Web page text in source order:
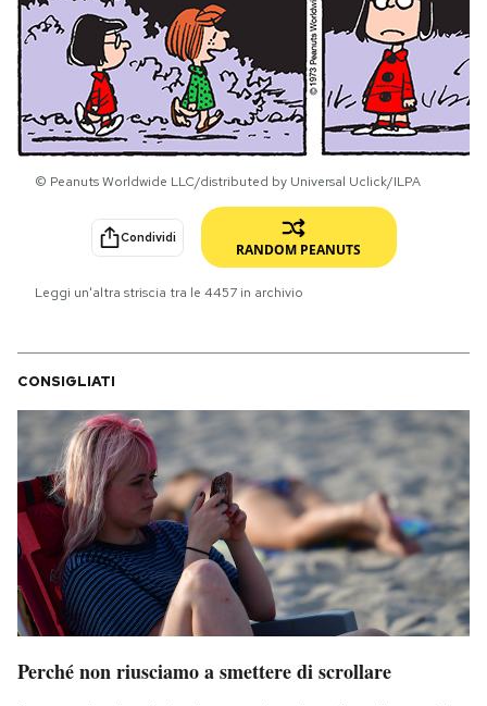
Scienza
Cultura
Economia
Sport
Media
Europa
Altrecose
Mondiali calcio 2026
NEWSLETTER
I MIEI PREFERITI
SHOP
CALENDARIO
AREA PERSONALE
Area Personale
Notifiche mobile
© Peanuts Worldwide LLC/distributed by Universal Uclick/ILPA
Condividi
RANDOM PEANUTS
Leggi un'altra striscia tra le 4457 in archivio
CONSIGLIATI
Perché non riusciamo a smettere di scrollare